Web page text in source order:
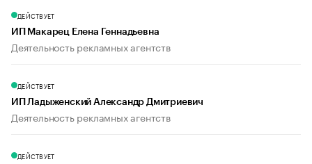
ДЕЙСТВУЕТ
ИП Макарец Елена Геннадьевна
Деятельность рекламных агентств
ДЕЙСТВУЕТ
ИП Ладыженский Александр Дмитриевич
Деятельность рекламных агентств
ДЕЙСТВУЕТ